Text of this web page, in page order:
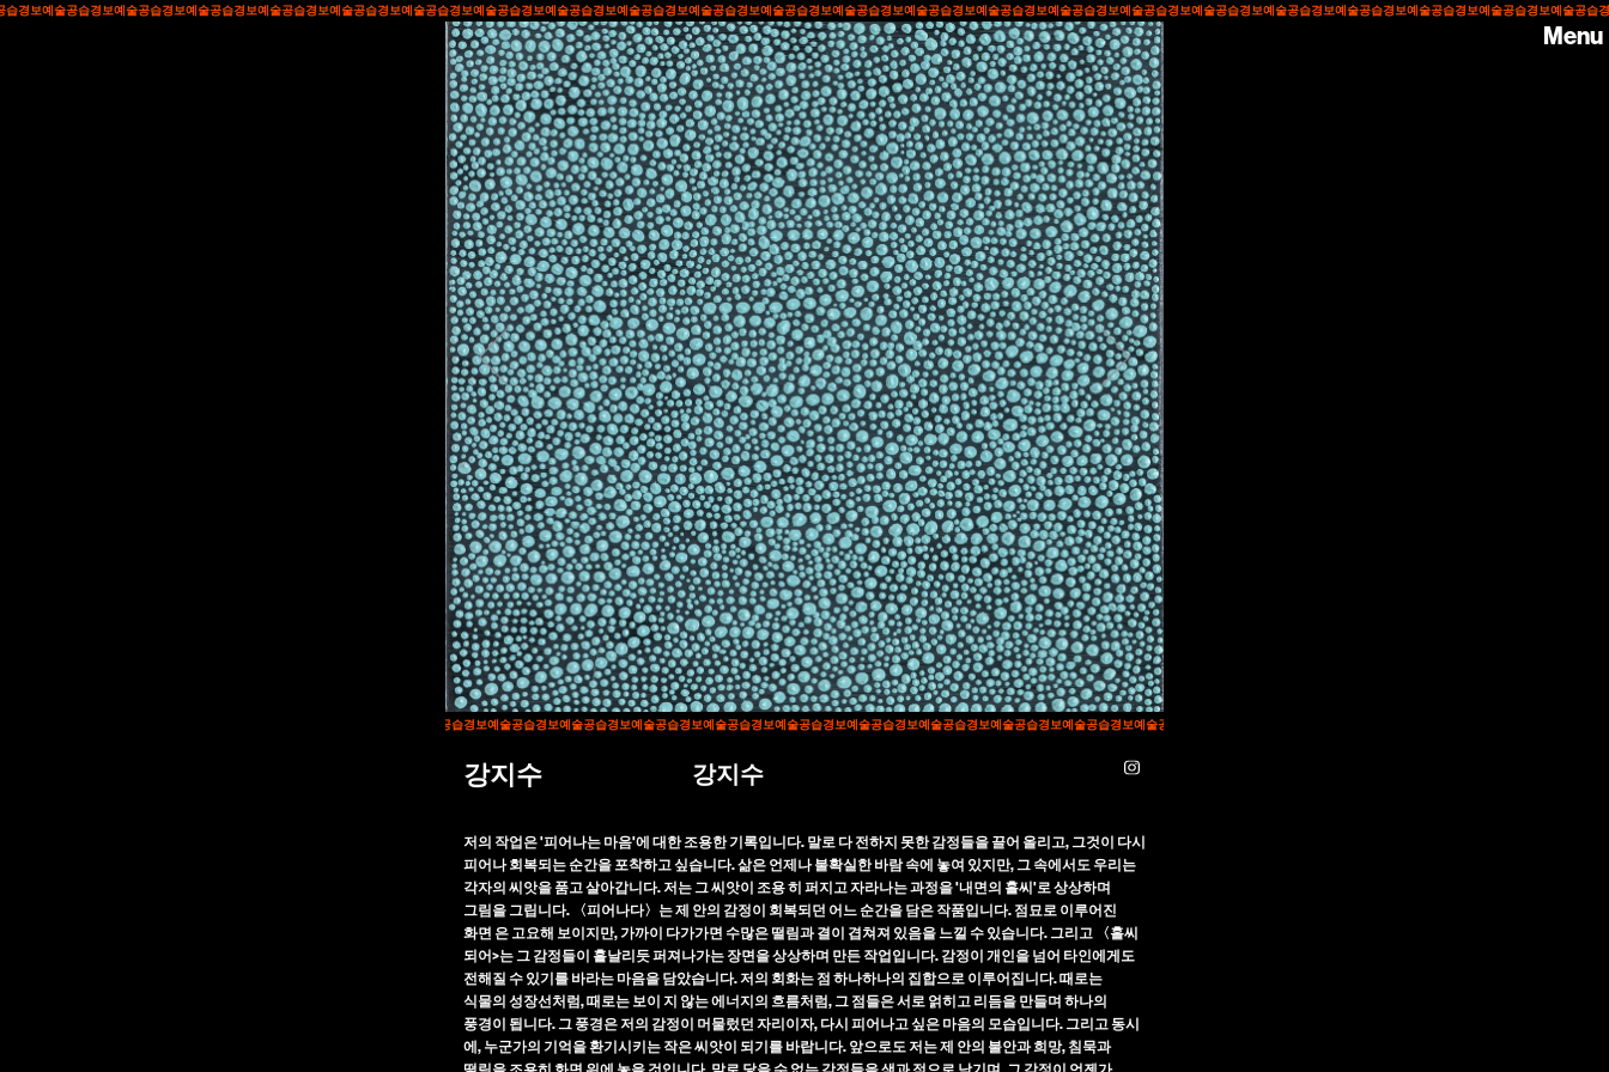
Menu
경보예술공습경보예술공습경보예술공습경보예술공습경보예술공습경보예술공습경보예술공습경보예술공습경보예술공습경보예술공습경보예술공습경보예술공습경보예술공습경보예술공습경보예술공습경보예술공습경보예술공습경보예술공습경보예술공습경보예술공습경보예술공습경보예술공습경
About Art Blitz
Artists
Installation view
Credit
예술공습경보예술공습경보예술공습경보예술공습경보예술공습경보예술공습경보예술공습경보예술공습경보예술공습경보예술공습경보예술공습경보
강지수 강지수
저의 작업은 '피어나는 마음'에 대한 조용한 기록입니다. 말로 다 전하지 못한 감정들을 끌어 올리고, 그것이 다시
피어나 회복되는 순간을 포착하고 싶습니다. 삶은 언제나 불확실한 바람 속에 놓여 있지만, 그 속에서도 우리는
각자의 씨앗을 품고 살아갑니다. 저는 그 씨앗이 조용 히 퍼지고 자라나는 과정을 '내면의 홀씨'로 상상하며
그림을 그립니다. 〈피어나다〉는 제 안의 감정이 회복되던 어느 순간을 담은 작품입니다. 점묘로 이루어진
화면 은 고요해 보이지만, 가까이 다가가면 수많은 떨림과 결이 겹쳐져 있음을 느낄 수 있습니다. 그리고 〈홀씨
되어>는 그 감정들이 흩날리듯 퍼져나가는 장면을 상상하며 만든 작업입니다. 감정이 개인을 넘어 타인에게도
전해질 수 있기를 바라는 마음을 담았습니다. 저의 회화는 점 하나하나의 집합으로 이루어집니다. 때로는
식물의 성장선처럼, 때로는 보이 지 않는 에너지의 흐름처럼, 그 점들은 서로 얽히고 리듬을 만들며 하나의
풍경이 됩니다. 그 풍경은 저의 감정이 머물렀던 자리이자, 다시 피어나고 싶은 마음의 모습입니다. 그리고 동시
에, 누군가의 기억을 환기시키는 작은 씨앗이 되기를 바랍니다. 앞으로도 저는 제 안의 불안과 희망, 침묵과